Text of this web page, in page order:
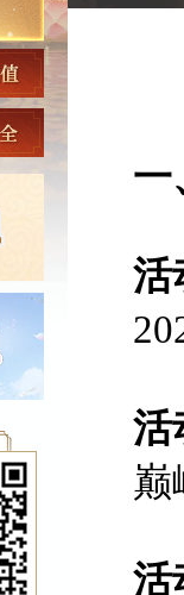
一
活
活
巅
活